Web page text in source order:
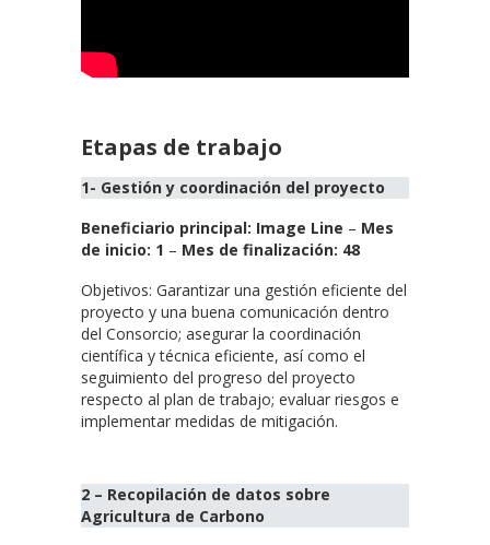
Etapas de trabajo
1- Gestión y coordinación del proyecto
Beneficiario principal: Image Line – Mes
de inicio: 1 – Mes de finalización: 48
Objetivos: Garantizar una gestión eficiente del
proyecto y una buena comunicación dentro
del Consorcio; asegurar la coordinación
científica y técnica eficiente, así como el
seguimiento del progreso del proyecto
respecto al plan de trabajo; evaluar riesgos e
implementar medidas de mitigación.
2 – Recopilación de datos sobre
Agricultura de Carbono